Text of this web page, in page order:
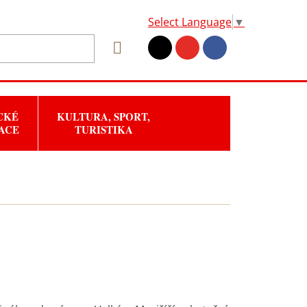
Select Language ▼
KULTURA, SPORT,
TURISTIKA